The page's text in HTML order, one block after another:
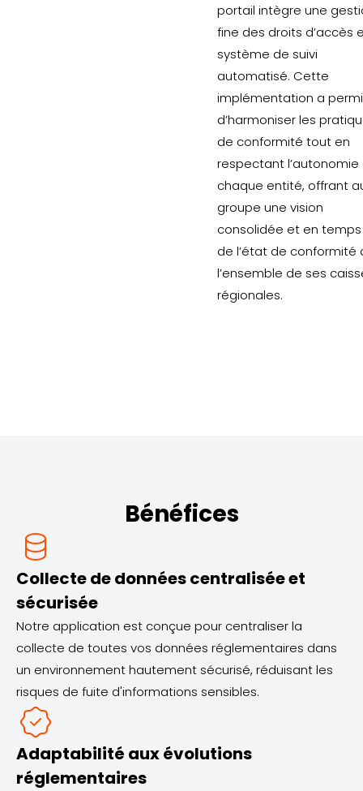
portail intègre une
fine des droits d’accès
système de suivi
automatisé. Cette
implémentation a
d’harmoniser les
de conformité tout en
respectant l’autonomie
chaque entité, offrant
groupe une vision
consolidée et en
de l’état de conformité
l’ensemble de ses
régionales.
Bénéfices
Collecte de données centralisée et
sécurisée
Notre application est conçue pour centraliser la
collecte de toutes vos données réglementaires dans
un environnement hautement sécurisé, réduisant les
risques de fuite d'informations sensibles.
Adaptabilité aux évolutions
réglementaires